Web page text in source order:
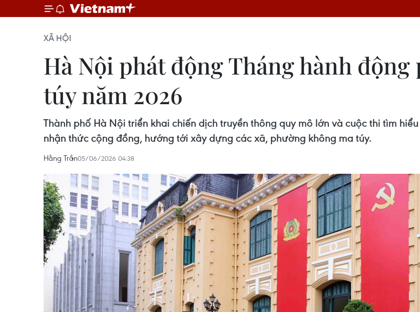
XÃ HỘI
Hà Nội phát động Tháng hành
túy năm 2026
Thành phố Hà Nội triển khai chiến dịch truyền thông quy mô lớn và cuộc thi tìm
nhận thức cộng đồng, hướng tới xây dựng các xã, phường không ma túy.
Hằng Trần05/06/2026 04:38